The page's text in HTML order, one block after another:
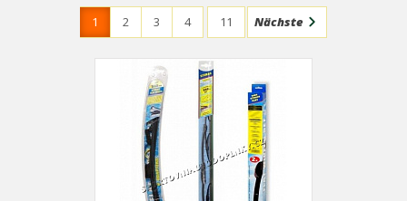
1 2 3 4 11 Nächste